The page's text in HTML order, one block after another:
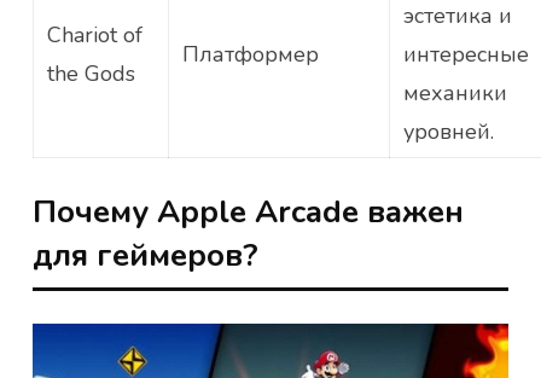
Chariot of
the Gods
Платформер
эстетика и
интересные
механики
уровней.
Почему Apple Arcade важен
для геймеров?